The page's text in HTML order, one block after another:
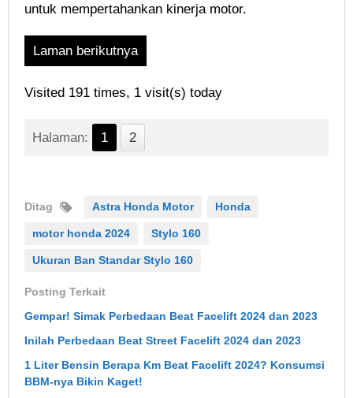
untuk mempertahankan kinerja motor.
Laman berikutnya
Visited 191 times, 1 visit(s) today
Halaman: 1 2
Ditag Astra Honda Motor Honda
motor honda 2024 Stylo 160
Ukuran Ban Standar Stylo 160
Posting Terkait
Gempar! Simak Perbedaan Beat Facelift 2024 dan 2023
Inilah Perbedaan Beat Street Facelift 2024 dan 2023
1 Liter Bensin Berapa Km Beat Facelift 2024? Konsumsi
BBM-nya Bikin Kaget!